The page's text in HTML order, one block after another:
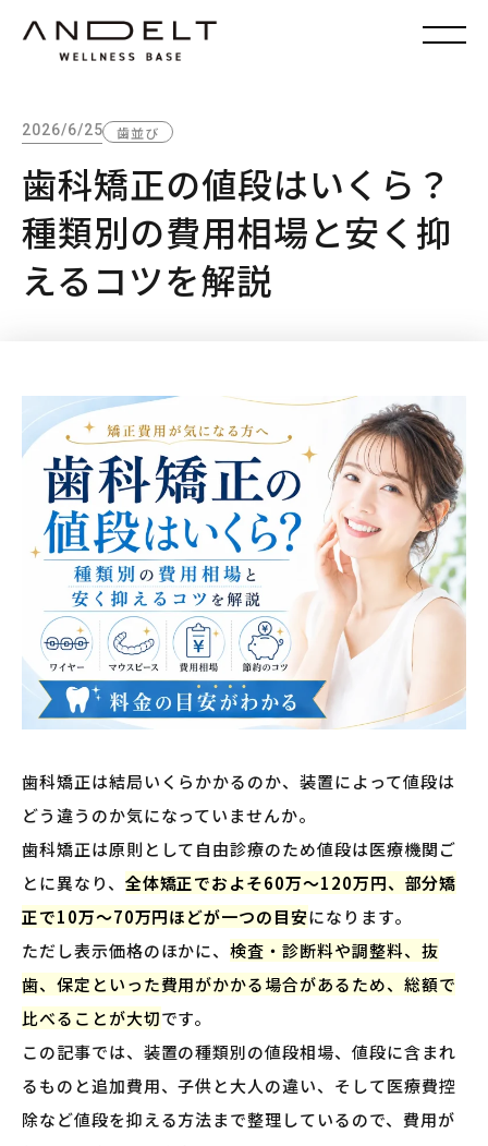
2026/6/25 歯並び
歯科矯正の値段はいくら？
種類別の費用相場と安く抑
えるコツを解説
歯科矯正は結局いくらかかるのか、装置によって値段は
どう違うのか気になっていませんか。
歯科矯正は原則として自由診療のため値段は医療機関ご
とに異なり、 全体矯正でおよそ60万〜120万円、部分矯
正で10万〜70万円ほどが一つの目安になります。
ただし表示価格のほかに、検査・診断料や調整料、抜
歯、保定といった費用がかかる場合があるため、総額で
比べることが大切です。
この記事では、装置の種類別の値段相場、値段に含まれ
るものと追加費用、子供と大人の違い、そして医療費控
除など値段を抑える方法まで整理しているので、費用が